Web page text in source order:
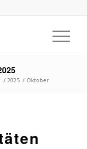
/ 2025 / Oktober